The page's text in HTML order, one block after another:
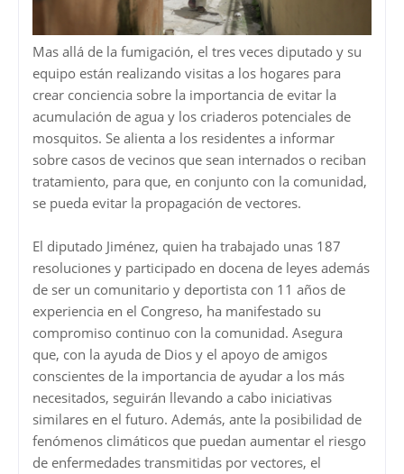
Mas allá de la fumigación, el tres veces diputado y su
equipo están realizando visitas a los hogares para
crear conciencia sobre la importancia de evitar la
acumulación de agua y los criaderos potenciales de
mosquitos. Se alienta a los residentes a informar
sobre casos de vecinos que sean internados o reciban
tratamiento, para que, en conjunto con la comunidad,
se pueda evitar la propagación de vectores.
El diputado Jiménez, quien ha trabajado unas 187
resoluciones y participado en docena de leyes además
de ser un comunitario y deportista con 11 años de
experiencia en el Congreso, ha manifestado su
compromiso continuo con la comunidad. Asegura
que, con la ayuda de Dios y el apoyo de amigos
conscientes de la importancia de ayudar a los más
necesitados, seguirán llevando a cabo iniciativas
similares en el futuro. Además, ante la posibilidad de
fenómenos climáticos que puedan aumentar el riesgo
de enfermedades transmitidas por vectores, el